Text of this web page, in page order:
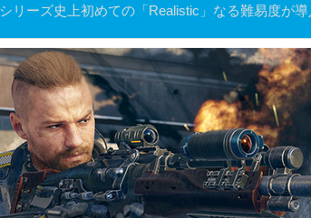
リーズ史上初めての「Realistic」なる難易度が導